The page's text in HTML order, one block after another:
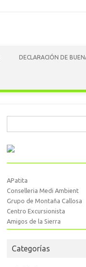
DECLARACIÓN DE
APatita
Conselleria Medi Ambient
Grupo de Montaña Callosa
Centro Excursionista
Amigos de la Sierra
Categorías